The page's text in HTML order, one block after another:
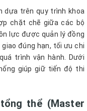
dựa trên quy trình khoa
chặt chẽ giữa các bộ
lực được quản lý đồng
đúng hạn, tối ưu chi
trình vận hành. Dưới
giúp giữ tiến độ thi
thể (Master